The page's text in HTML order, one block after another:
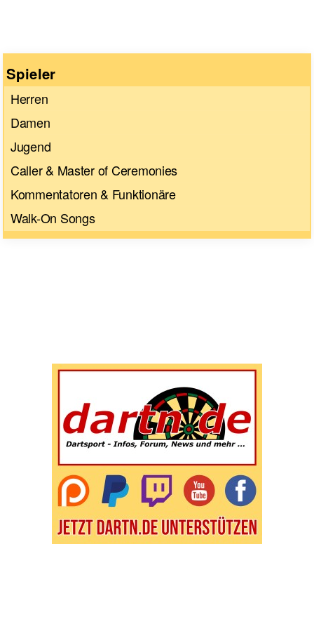
Spieler
Herren
Damen
Jugend
Caller & Master of Ceremonies
Kommentatoren & Funktionäre
Walk-On Songs